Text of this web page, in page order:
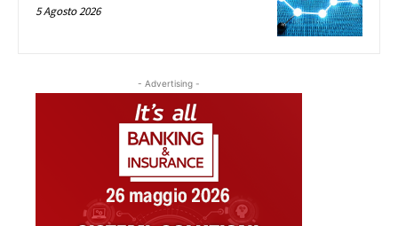
5 Agosto 2026
- Advertising -